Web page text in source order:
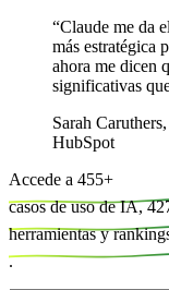
“Claude me da
más estratégica
ahora me dicen
significativas
Sarah Caruthers,
HubSpot
Accede a 455+
casos de uso de IA,
herramientas y
.